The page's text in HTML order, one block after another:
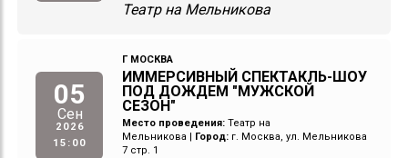
Театр на Мельникова
05
Сен
2026
15:00
Г МОСКВА
ИММЕРСИВНЫЙ СПЕКТАКЛЬ-ШОУ
ПОД ДОЖДЕМ "МУЖСКОЙ
СЕЗОН"
Место проведения: Театр на
Мельникова
Город: г. Москва, ул. Мельникова
7 стр. 1